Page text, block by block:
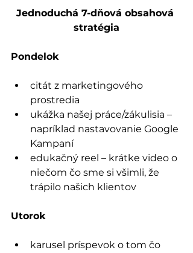
Jednoduchá 7-dňová obsahová
stratégia
Pondelok
citát z marketingového
prostredia
ukážka našej práce/zákulisia –
napríklad nastavovanie Google
Kampaní
edukačný reel – krátke video o
niečom čo sme si všimli, že
trápilo našich klientov
Utorok
karusel príspevok o tom čo